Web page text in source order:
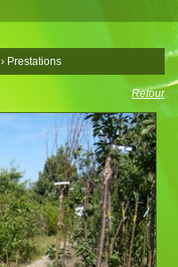
› Prestations
Retour